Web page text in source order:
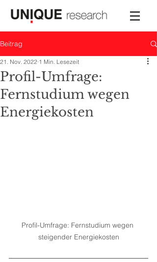
Beitrag
Profil-Umfrage:
Fernstudium wegen
Energiekosten
21. Nov. 2022 1 Min. Lesezeit
Profil-Umfrage: Fernstudium wegen
steigender Energiekosten